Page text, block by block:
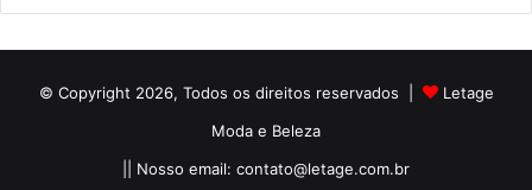
© Copyright 2026, Todos os direitos reservados |
Letage
Moda e Beleza
|| Nosso email: contato@letage.com.br